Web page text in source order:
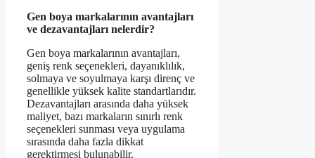
Gen boya markalarının avantajları
ve dezavantajları nelerdir?
Gen boya markalarının avantajları,
geniş renk seçenekleri, dayanıklılık,
solmaya ve soyulmaya karşı direnç ve
genellikle yüksek kalite standartlarıdır.
Dezavantajları arasında daha yüksek
maliyet, bazı markaların sınırlı renk
seçenekleri sunması veya uygulama
sırasında daha fazla dikkat
gerektirmesi bulunabilir.